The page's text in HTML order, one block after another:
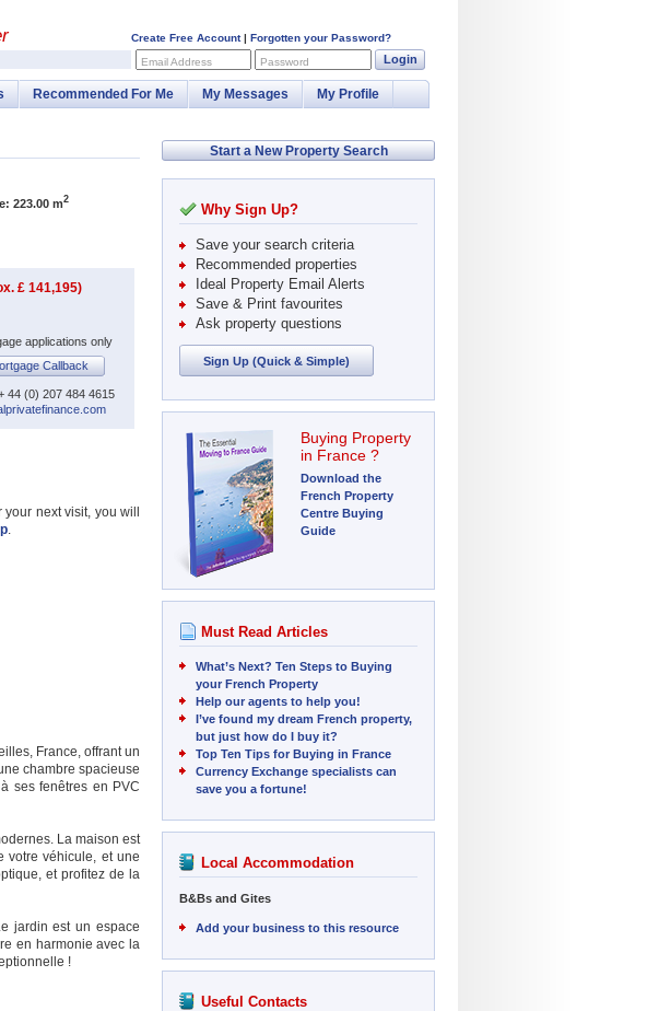
Create Free Account| Forgotten your Password?
Email Address
Password Login
Recommended For Me My Messages My Profile
223.00 m2
£ 141,195)
applications only
Callback
44 (0) 207 484 4615
next visit, you will
.
France, offrant un
chambre spacieuse
ses fenêtres en PVC
La maison est
votre véhicule, et une
et profitez de la
jardin est un espace
en harmonie avec la
!
Start a New Property Search
Why Sign Up?
Save your search criteria
Recommended properties
Ideal Property Email Alerts
Save & Print favourites
Ask property questions
Sign Up (Quick & Simple)
Buying Property
in France ?
Download the
French Property
Centre Buying
Guide
Must Read Articles
What’s Next? Ten Steps to Buying
your French Property
Help our agents to help you!
I’ve found my dream French property,
but just how do I buy it?
Top Ten Tips for Buying in France
Currency Exchange specialists can
save you a fortune!
Local Accommodation
B&Bs and Gites
Add your business to this resource
Useful Contacts